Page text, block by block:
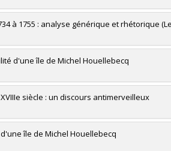
à 1755 : analyse générique et rhétorique
d'une île de Michel Houellebecq
siècle : un discours antimerveilleux
île de Michel Houellebecq